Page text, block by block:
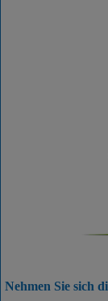
Nehmen Sie sich